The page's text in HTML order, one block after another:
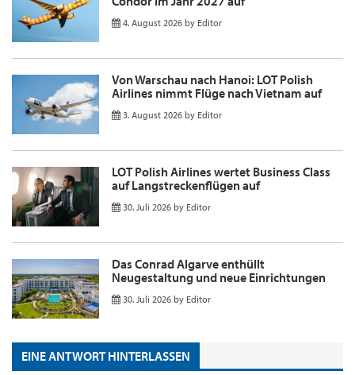
4. August 2026 by Editor
Von Warschau nach Hanoi: LOT Polish
Airlines nimmt Flüge nach Vietnam auf
3. August 2026 by Editor
LOT Polish Airlines wertet Business Class
auf Langstreckenflügen auf
30. Juli 2026 by Editor
Das Conrad Algarve enthüllt
Neugestaltung und neue Einrichtungen
30. Juli 2026 by Editor
EINE ANTWORT HINTERLASSEN